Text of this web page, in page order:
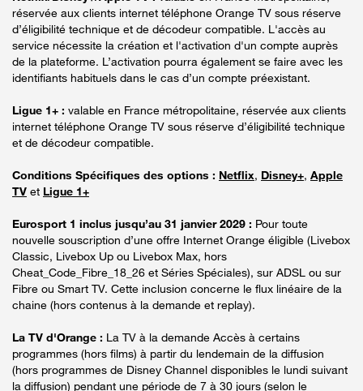
réservée aux clients internet téléphone Orange TV sous réserve
d’éligibilité technique et de décodeur compatible. L'accès au
service nécessite la création et l'activation d'un compte auprès
de la plateforme. L’activation pourra également se faire avec les
identifiants habituels dans le cas d’un compte préexistant.
Ligue 1+ : valable en France métropolitaine, réservée aux clients
internet téléphone Orange TV sous réserve d’éligibilité technique
et de décodeur compatible.
Conditions Spécifiques des options : Netflix, Disney+, Apple
TV et Ligue 1+
Eurosport 1 inclus jusqu’au 31 janvier 2029 : Pour toute
nouvelle souscription d’une offre Internet Orange éligible (Livebox
Classic, Livebox Up ou Livebox Max, hors
Cheat_Code_Fibre_18_26 et Séries Spéciales), sur ADSL ou sur
Fibre ou Smart TV. Cette inclusion concerne le flux linéaire de la
chaine (hors contenus à la demande et replay).
La TV d'Orange : La TV à la demande Accès à certains
programmes (hors films) à partir du lendemain de la diffusion
(hors programmes de Disney Channel disponibles le lundi suivant
la diffusion) pendant une période de 7 à 30 jours (selon le